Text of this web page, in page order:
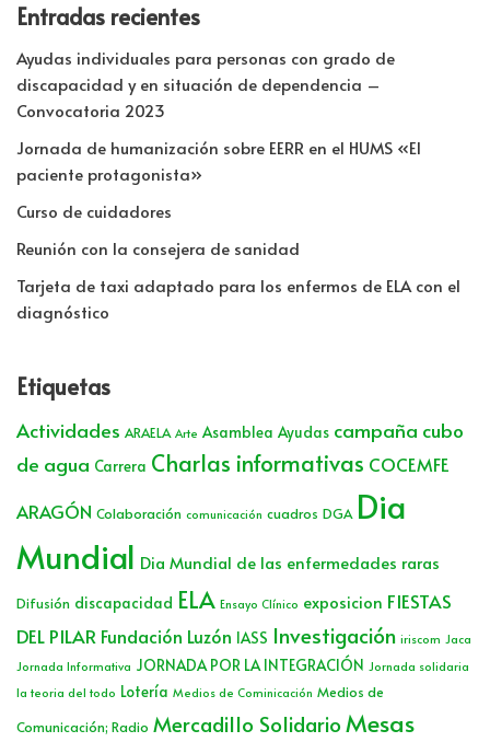
Entradas recientes
Ayudas individuales para personas con grado de
discapacidad y en situación de dependencia –
Convocatoria 2023
Jornada de humanización sobre EERR en el HUMS «El
paciente protagonista»
Curso de cuidadores
Reunión con la consejera de sanidad
Tarjeta de taxi adaptado para los enfermos de ELA con el
diagnóstico
Etiquetas
Actividades ARAELA Arte Asamblea Ayudas campaña cubo
de agua Carrera Charlas informativas COCEMFE
ARAGÓN Colaboración comunicación cuadros DGA Dia
Mundial Dia Mundial de las enfermedades raras
Difusión discapacidad ELA Ensayo Clínico exposicion FIESTAS
DEL PILAR Fundación Luzón IASS Investigación iriscom Jaca
Jornada Informativa JORNADA POR LA INTEGRACIÓN Jornada solidaria
la teoria del todo Lotería Medios de Cominicación Medios de
Comunicación; Radio Mercadillo SolidarioMesas